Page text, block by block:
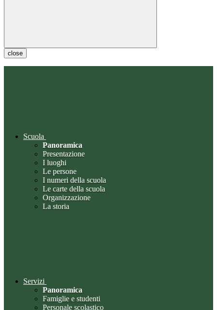
close
Scuola
Panoramica
Presentazione
I luoghi
Le persone
I numeri della scuola
Le carte della scuola
Organizzazione
La storia
Servizi
Panoramica
Famiglie e studenti
Personale scolastico